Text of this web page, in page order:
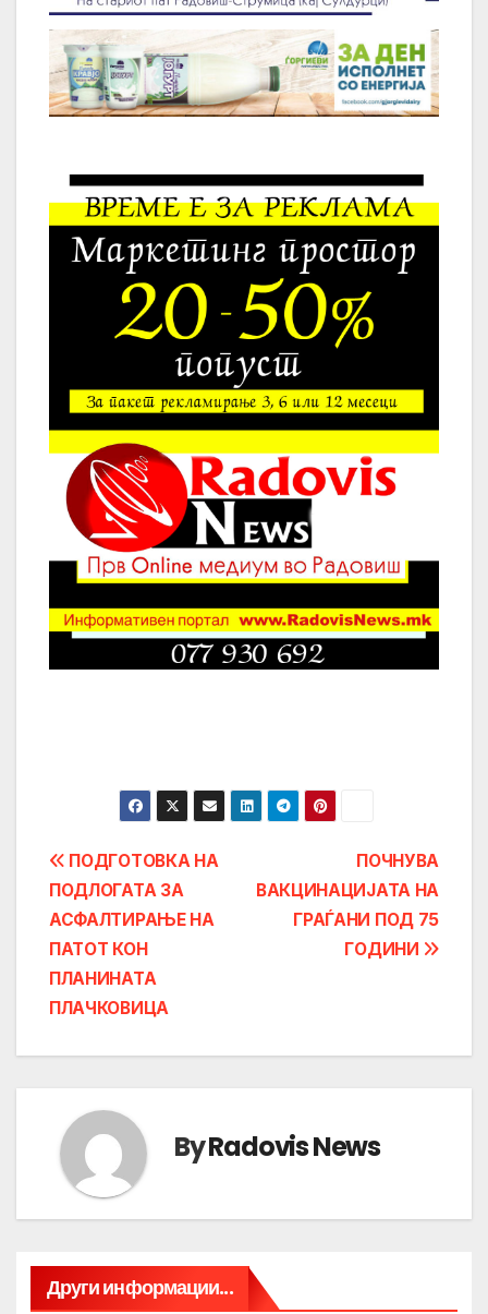
Post
navigation
ПОЧНУВА
ВАКЦИНАЦИЈАТА НА
ГРАЃАНИ ПОД 75
ГОДИНИ
ПОДГОТОВКА НА
ПОДЛОГАТА ЗА
АСФАЛТИРАЊЕ НА
ПАТОТ КОН
ПЛАНИНАТА
ПЛАЧКОВИЦА
ByRadovis News
Други информации...